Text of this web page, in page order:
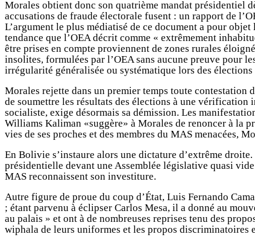
Morales obtient donc son quatrième mandat présidentiel
accusations de fraude électorale fusent : un rapport de
L’argument le plus médiatisé de ce document a pour
tendance que l’OEA décrit comme « extrêmement
être prises en compte proviennent de zones rurales
insolites, formulées par l’OEA sans aucune preuve pour
irrégularité généralisée ou systématique lors des élections
Morales rejette dans un premier temps toute contestation
de soumettre les résultats des élections à une
socialiste, exige désormais sa démission. Les
Williams Kaliman «suggère» à Morales de renoncer à la
vies de ses proches et des membres du MAS menacées,
En Bolivie s’instaure alors une dictature d’extrême
présidentielle devant une Assemblée législative quasi
MAS reconnaissent son investiture.
Autre figure de proue du coup d’État, Luis Fernando
; étant parvenu à éclipser Carlos Mesa, il a donné au
au palais » et ont à de nombreuses reprises tenu des
wiphala de leurs uniformes et les propos discriminatoires